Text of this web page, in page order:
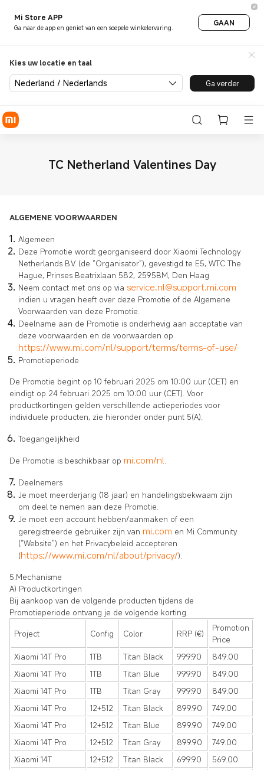
Mi Store APP
Ga naar de app en geniet van een soepele winkelervaring.
GAAN
Kies uw locatie en taal
Nederland / Nederlands Ga verder
TC Netherland Valentines Day
ALGEMENE VOORWAARDEN
Algemeen
Deze Promotie wordt georganiseerd door Xiaomi Technology
Netherlands B.V. (de “Organisator”), gevestigd te E5, WTC The
Hague, Prinses Beatrixlaan 582, 2595BM, Den Haag
Neem contact met ons op via service.nl@support.mi.com
indien u vragen heeft over deze Promotie of de Algemene
Voorwaarden van deze Promotie.
Deelname aan de Promotie is onderhevig aan acceptatie van
deze voorwaarden en de voorwaarden op
https://www.mi.com/nl/support/terms/terms-of-use/
Promotieperiode
De Promotie begint op 10 februari 2025 om 10:00 uur (CET) en
eindigt op 24 februari 2025 om 10:00 uur (CET). Voor
productkortingen gelden verschillende actieperiodes voor
individuele producten, zie hieronder onder punt 5(A).
Toegangelijkheid
De Promotie is beschikbaar op mi.com/nl.
Deelnemers
Je moet meerderjarig (18 jaar) en handelingsbekwaam zijn
om deel te nemen aan deze Promotie.
Je moet een account hebben/aanmaken of een
geregistreerde gebruiker zijn van mi.com en Mi Community
(“Website”) en het Privacybeleid accepteren
(https://www.mi.com/nl/about/privacy/).
5.Mechanisme
A) Productkortingen
Bij aankoop van de volgende producten tijdens de
Promotieperiode ontvang je de volgende korting.
Project
Config Color RRP (€)
Promotion
Price
Xiaomi 14T Pro
1TB Titan Black 999.90
849.00
Xiaomi 14T Pro
1TB Titan Blue 999.90
849.00
Xiaomi 14T Pro
1TB Titan Gray 999.90
849.00
Xiaomi 14T Pro
12+512 Titan Black 899.90
749.00
Xiaomi 14T Pro
12+512 Titan Blue 899.90
749.00
Xiaomi 14T Pro
12+512 Titan Gray 899.90
749.00
Xiaomi 14T
12+512 Titan Black 699.90
569.00